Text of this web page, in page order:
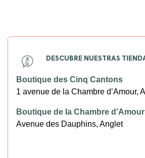
DESCUBRE NUESTRAS
Boutique des Cinq Cantons
1 avenue de la Chambre d’Amour,
Boutique de la Chambre d’Amour
Avenue des Dauphins, Anglet